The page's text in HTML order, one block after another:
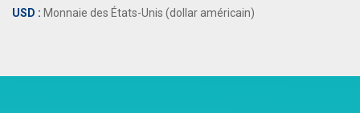
USD : Monnaie des États-Unis (dollar américain)